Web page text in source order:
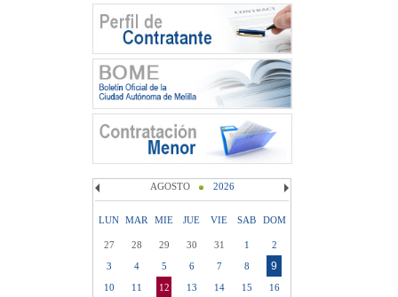
AGOSTO 2026
LUN MAR MIE JUE VIE SAB DOM
27 28 29 30 31 1
2
3
4 5 6 7 8 9
10 11 12 13 14 15
16